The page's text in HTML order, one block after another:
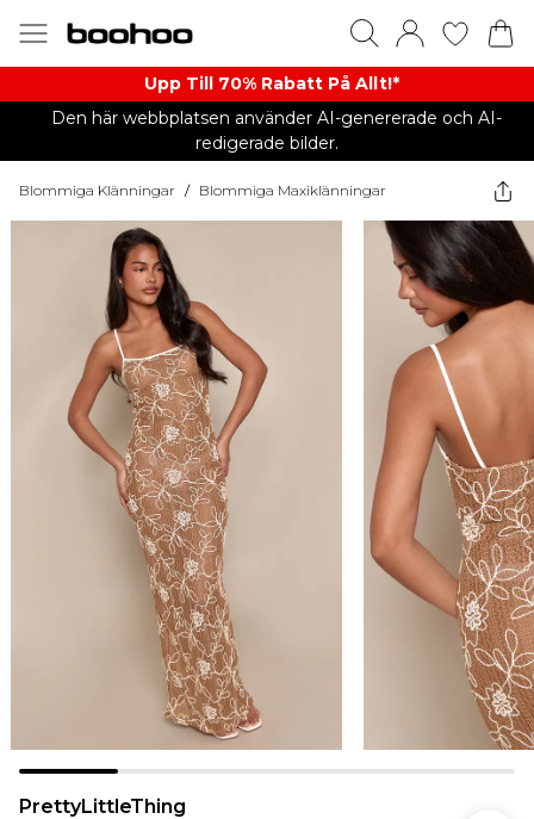
Upp Till 70% Rabatt På Allt!*
Den här webbplatsen använder AI-genererade och AI-
redigerade bilder.
Blommiga Klänningar / Blommiga Maxiklänningar
PrettyLittleThing